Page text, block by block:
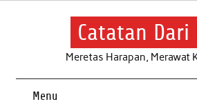
Skip
Catatan Dari
Meretas Harapan, Merawat
Menu